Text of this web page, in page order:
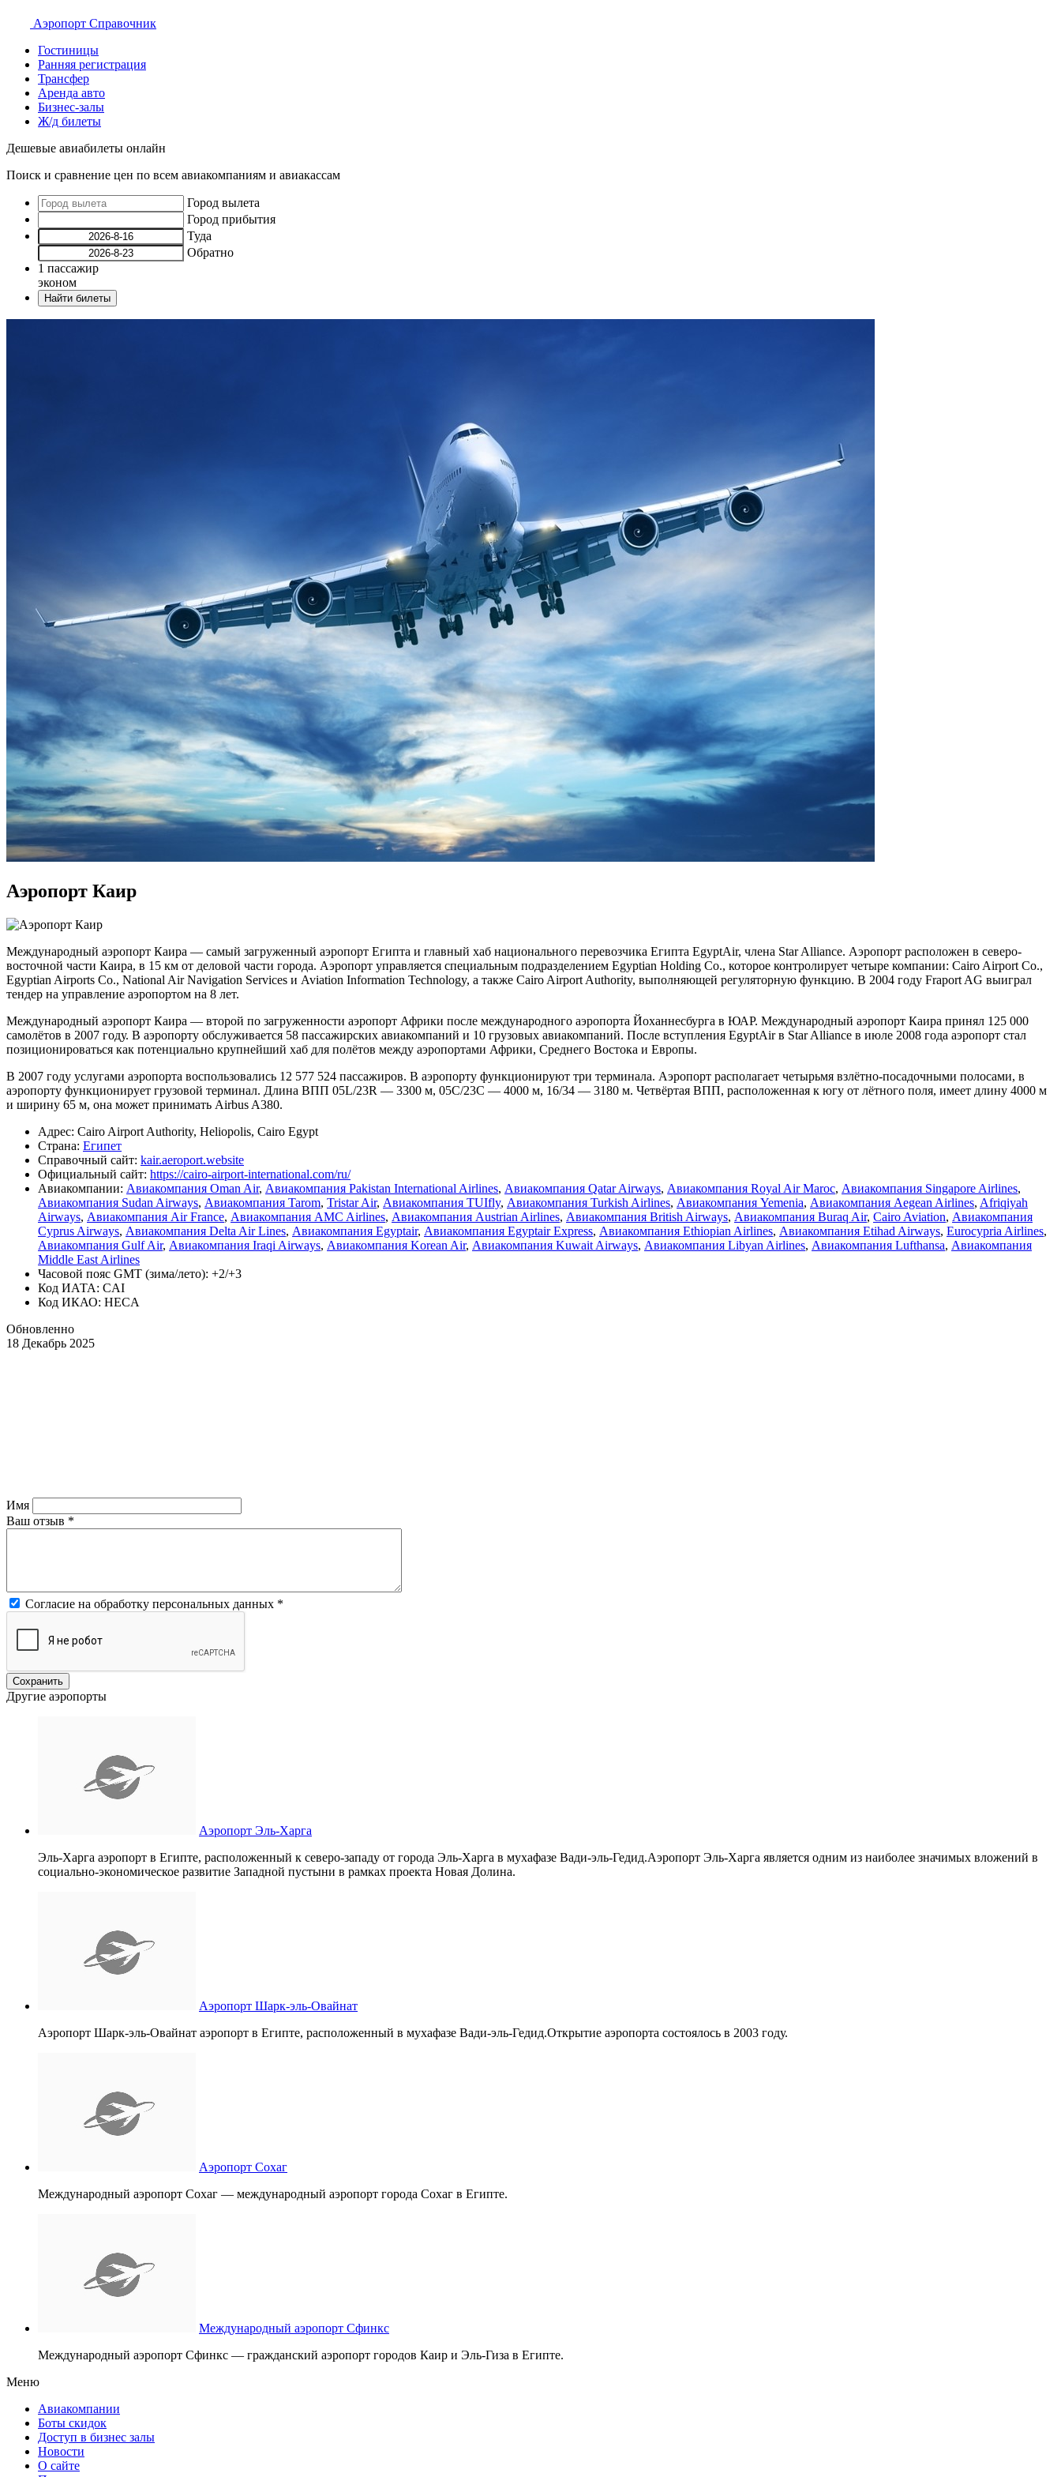
Аэропорт Справочник
Гостиницы
Ранняя регистрация
Трансфер
Аренда авто
Бизнес-залы
Ж/д билеты
Дешевые авиабилеты онлайн
Поиск и сравнение цен по всем авиакомпаниям и авиакассам
Город вылета
Город прибытия
Туда
Обратно
1 пассажир
эконом
Найти билеты
Аэропорт Каир
Международный аэропорт Каира — самый загруженный аэропорт Египта и главный хаб национального перевозчика Египта EgyptAir, члена Star Alliance. Аэропорт расположен в северо-
восточной части Каира, в 15 км от деловой части города. Аэропорт управляется специальным подразделением Egyptian Holding Co., которое контролирует четыре компании: Cairo Airport Co.,
Egyptian Airports Co., National Air Navigation Services и Aviation Information Technology, а также Cairo Airport Authority, выполняющей регуляторную функцию. В 2004 году Fraport AG выиграл
тендер на управление аэропортом на 8 лет.
Международный аэропорт Каира — второй по загруженности аэропорт Африки после международного аэропорта Йоханнесбурга в ЮАР. Международный аэропорт Каира принял 125 000
самолётов в 2007 году. В аэропорту обслуживается 58 пассажирских авиакомпаний и 10 грузовых авиакомпаний. После вступления EgyptAir в Star Alliance в июле 2008 года аэропорт стал
позиционироваться как потенциально крупнейший хаб для полётов между аэропортами Африки, Среднего Востока и Европы.
В 2007 году услугами аэропорта воспользовались 12 577 524 пассажиров. В аэропорту функционируют три терминала. Аэропорт располагает четырьмя взлётно-посадочными полосами, в
аэропорту функционирует грузовой терминал. Длина ВПП 05L/23R — 3300 м, 05C/23C — 4000 м, 16/34 — 3180 м. Четвёртая ВПП, расположенная к югу от лётного поля, имеет длину 4000 м
и ширину 65 м, она может принимать Airbus A380.
Адрес: Cairo Airport Authority, Heliopolis, Cairo Egypt
Страна: Египет
Справочный сайт: kair.aeroport.website
Официальный cайт: https://cairo-airport-international.com/ru/
Авиакомпании: Авиакомпания Oman Air, Авиакомпания Pakistan International Airlines, Авиакомпания Qatar Airways, Авиакомпания Royal Air Maroc, Авиакомпания Singapore Airlines,
Авиакомпания Sudan Airways, Авиакомпания Tarom, Tristar Air, Авиакомпания TUIfly, Авиакомпания Turkish Airlines, Авиакомпания Yemenia, Авиакомпания Aegean Airlines, Afriqiyah
Airways, Авиакомпания Air France, Авиакомпания AMC Airlines, Авиакомпания Austrian Airlines, Авиакомпания British Airways, Авиакомпания Buraq Air, Cairo Aviation, Авиакомпания
Cyprus Airways, Авиакомпания Delta Air Lines, Авиакомпания Egyptair, Авиакомпания Egyptair Express, Авиакомпания Ethiopian Airlines, Авиакомпания Etihad Airways, Eurocypria Airlines,
Авиакомпания Gulf Air, Авиакомпания Iraqi Airways, Авиакомпания Korean Air, Авиакомпания Kuwait Airways, Авиакомпания Libyan Airlines, Авиакомпания Lufthansa, Авиакомпания
Middle East Airlines
Часовой пояс GMT (зима/лето): +2/+3
Код ИАТА: CAI
Код ИКАО: HECA
Обновленно
18 Декабрь 2025
Имя
Ваш отзыв *
Согласие на обработку персональных данных *
Другие аэропорты
Аэропорт Эль-Харга
Эль-Харга аэропорт в Египте, расположенный к северо-западу от города Эль-Харга в мухафазе Вади-эль-Гедид.Аэропорт Эль-Харга является одним из наиболее значимых вложений в
социально-экономическое развитие Западной пустыни в рамках проекта Новая Долина.
Аэропорт Шарк-эль-Овайнат
Аэропорт Шарк-эль-Овайнат аэропорт в Египте, расположенный в мухафазе Вади-эль-Гедид.Открытие аэропорта состоялось в 2003 году.
Аэропорт Сохаг
Международный аэропорт Сохаг — международный аэропорт города Сохаг в Египте.
Международный аэропорт Сфинкс
Международный аэропорт Сфинкс — гражданский аэропорт городов Каир и Эль-Гиза в Египте.
Меню
Авиакомпании
Боты скидок
Доступ в бизнес залы
Новости
О сайте